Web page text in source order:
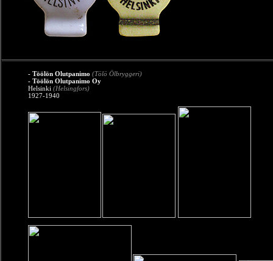
- Töölön Olutpanimo (Tölö Ölbryggeri)
- Töölön Olutpanimo Oy
Helsinki (Helsingfors)
1927-1940